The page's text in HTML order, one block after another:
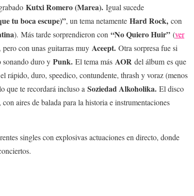
Kutxi Romero (Marea). Igual sucede
tu boca escupe)”, un tema netamente Hard Rock, con
). Más tarde sorprendieron con “No Quiero Huir” (ver
pero con unas guitarras muy Aceept. Otra sorpresa fue si
sonando duro y Punk. El tema más AOR del álbum es que
rápido, duro, speedico, contundente, thrash y voraz (menos
que te recordará incluso a Soziedad Alkoholika. El disco
aires de balada para la historia e instrumentaciones
singles con explosivas actuaciones en directo, donde